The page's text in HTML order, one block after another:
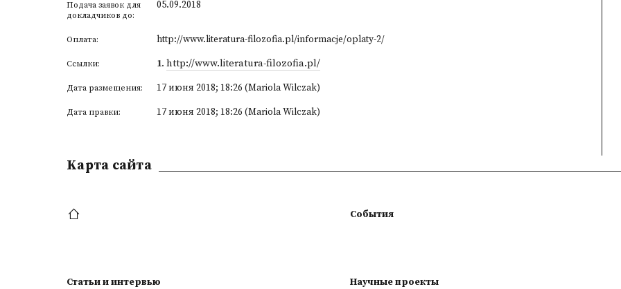
Подача заявок для
докладчиков до:
05.09.2018
Оплата: http://www.literatura-filozofia.pl/informacje/oplaty-2/
Ссылки: 1. http://www.literatura-filozofia.pl/
Дата размещения: 17 июня 2018; 18:26 (Mariola Wilczak)
Дата правки: 17 июня 2018; 18:26 (Mariola Wilczak)
Kарта сайта
События
Статьи и интервью Научные проекты